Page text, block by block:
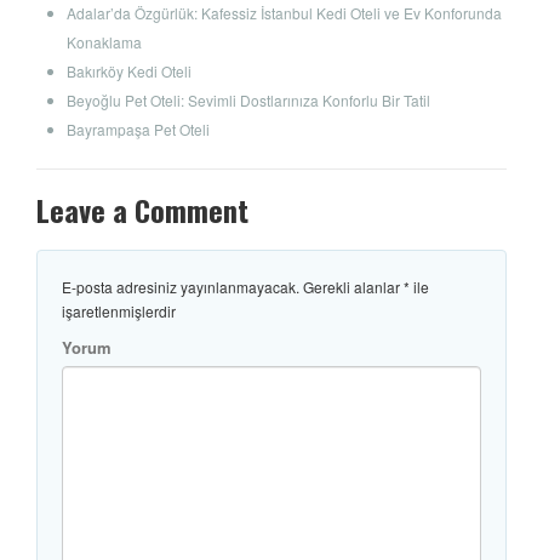
Adalar’da Özgürlük: Kafessiz İstanbul Kedi Oteli ve Ev Konforunda
Konaklama
Bakırköy Kedi Oteli
Beyoğlu Pet Oteli: Sevimli Dostlarınıza Konforlu Bir Tatil
Bayrampaşa Pet Oteli
Leave a Comment
E-posta adresiniz yayınlanmayacak. Gerekli alanlar* ile
işaretlenmişlerdir
Yorum